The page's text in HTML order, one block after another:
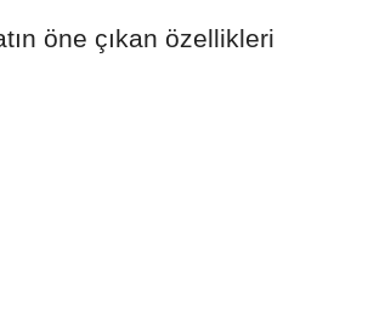
öne çıkan özellikleri